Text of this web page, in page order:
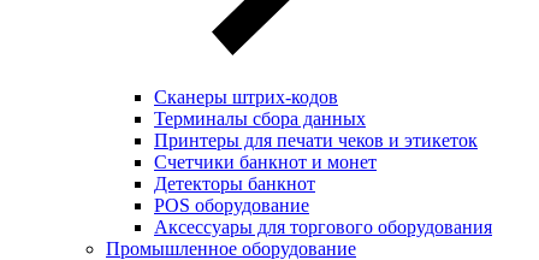
Сканеры штрих-кодов
Терминалы сбора данных
Принтеры для печати чеков и этикеток
Cчетчики банкнот и монет
Детекторы банкнот
POS оборудование
Аксессуары для торгового оборудования
Промышленное оборудование